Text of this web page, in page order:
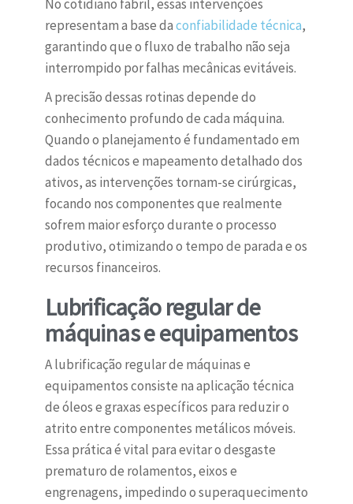
No cotidiano fabril, essas intervenções
representam a base daconfiabilidade técnica,
garantindo que o fluxo de trabalho não seja
interrompido por falhas mecânicas evitáveis.
A precisão dessas rotinas depende do
conhecimento profundo de cada máquina.
Quando o planejamento é fundamentado em
dados técnicos e mapeamento detalhado dos
ativos, as intervenções tornam-se cirúrgicas,
focando nos componentes que realmente
sofrem maior esforço durante o processo
produtivo, otimizando o tempo de parada e os
recursos financeiros.
Lubrificação regular de
máquinas e equipamentos
A lubrificação regular de máquinas e
equipamentos consiste na aplicação técnica
de óleos e graxas específicos para reduzir o
atrito entre componentes metálicos móveis.
Essa prática é vital para evitar o desgaste
prematuro de rolamentos, eixos e
engrenagens, impedindo o superaquecimento